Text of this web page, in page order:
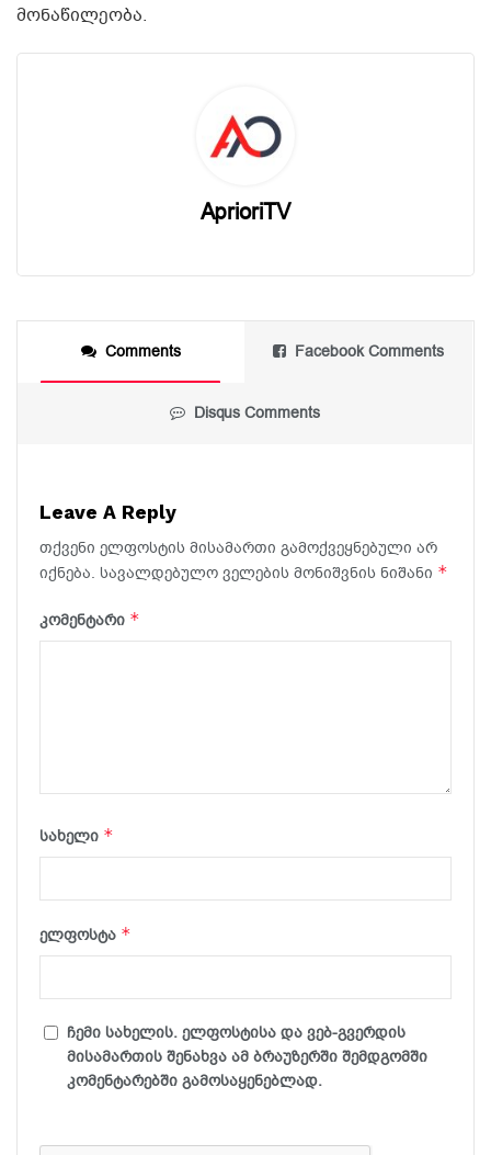
მონაწილეობა.
AprioriTV
Comments Facebook Comments
Disqus Comments
Leave A Reply
თქვენი ელფოსტის მისამართი გამოქვეყნებული არ
იქნება. სავალდებულო ველების მონიშვნის ნიშანი *
კომენტარი *
სახელი *
ელფოსტა *
ჩემი სახელის. ელფოსტისა და ვებ-გვერდის
მისამართის შენახვა ამ ბრაუზერში შემდგომში
კომენტარებში გამოსაყენებლად.